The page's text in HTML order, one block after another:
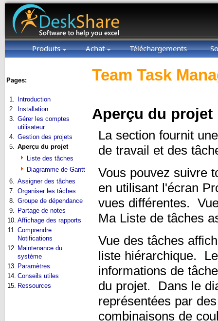
Produits Achat Téléchargements
Pages:
1.
Introduction
2.
Installation
3. Gérer les comptes
utilisateur
4. Gestion des projets
5. Aperçu du projet
Liste des tâches
Diagramme de Gantt
6. Assigner des tâches
7. Organiser les tâches
8. Groupe de dépendance
9. Partage de notes
10. Affichage des rapports
11. Comprendre
Notifications
12. Maintenance du
système
13. Paramètres
14. Conseils utiles
15. Ressources
Team Task
Aperçu du projet
La section fournit
de travail et des
Vous pouvez suivre
en utilisant l'écran
vues différentes.
Ma Liste de tâches
Vue des tâches
liste hiérarchique.
informations de
du projet. Dans le
représentées par
combinaisons de